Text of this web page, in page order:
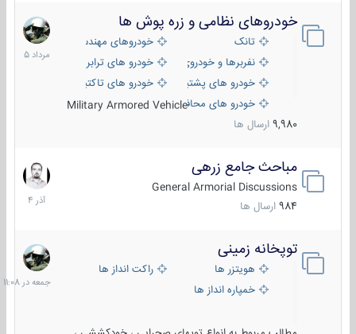
خودروهای نظامی و زره پوش ها
تانک
خودروهای مهندسی
نفربرها و خودروی های رزمی پیاده نظام
خودرو های ترابری نظامی
خودرو های پشتیبانی آتش ، شناسایی و ضد تانک
خودرو های تاکتیکی نظامی
خودرو های محافظت شدهMilitary Armored Vehicle
9,980 ارسال ها
2
مرداد
1405
مباحث جامع زرهی
General Armorial Discussions
984 ارسال ها
7
آذر
1404
توپخانه زمینی
هویتزر ها
راکت انداز ها
خمپاره انداز ها
جمعه
در
11:08